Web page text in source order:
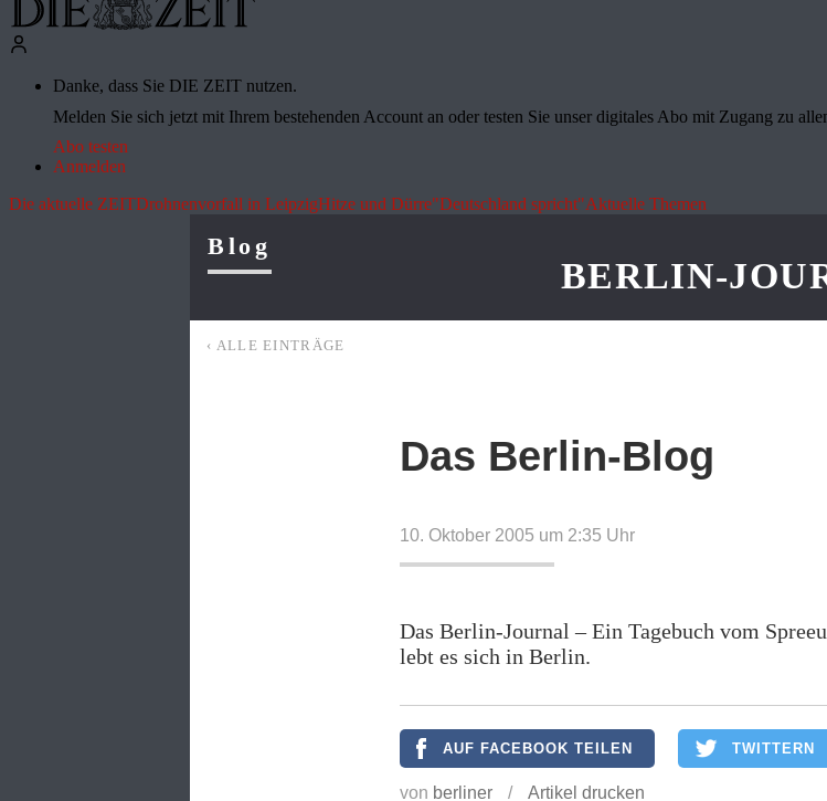
Danke, dass Sie DIE ZEIT nutzen.
Melden Sie sich jetzt mit Ihrem bestehenden Account an oder testen Sie unser digitales Abo mit Zugang zu
Abo testen
Anmelden
Die aktuelle ZEITDrohnenvorfall in LeipzigHitze und Dürre"Deutschland spricht"Aktuelle Themen
Blog
BERLIN-
‹ ALLE EINTRÄGE
Das Berlin-Blog
10. Oktober 2005 um 2:35 Uhr
Das Berlin-Journal – Ein Tagebuch vom
lebt es sich in Berlin.
AUF FACEBOOK TEILEN TWITTERN
von berliner / Artikel drucken